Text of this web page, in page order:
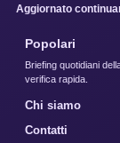
Aggiornato
Popolari
Briefing quotidiani
verifica rapida.
Chi siamo
Contatti